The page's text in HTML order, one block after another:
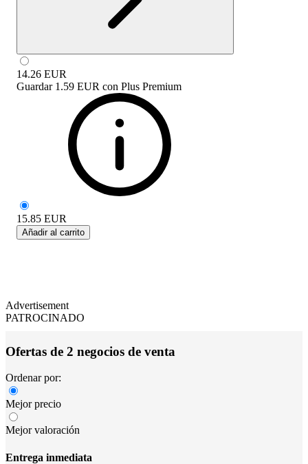
14.26 EUR
Guardar 1.59 EUR con Plus Premium
15.85 EUR
Añadir al carrito
Advertisement
PATROCINADO
Ofertas de 2 negocios de venta
Ordenar por:
Mejor precio
Mejor valoración
Entrega inmediata